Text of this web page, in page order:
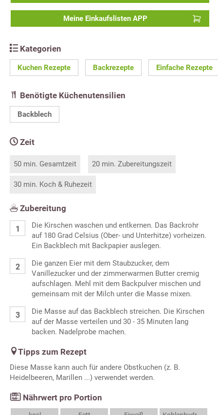
Meine Einkaufslisten APP
Kategorien
Kuchen Rezepte Backrezepte Einfache Rezepte
Benötigte Küchenutensilien
Backblech
Zeit
50 min. Gesamtzeit 20 min. Zubereitungszeit
30 min. Koch & Ruhezeit
Zubereitung
Die Kirschen waschen und entkernen. Das Backrohr
auf 180 Grad Celsius (Ober- und Unterhitze) vorheizen.
Ein Backblech mit Backpapier auslegen.
Die ganzen Eier mit dem Staubzucker, dem
Vanillezucker und der zimmerwarmen Butter cremig
aufschlagen. Mehl mit dem Backpulver mischen und
gemeinsam mit der Milch unter die Masse mixen.
Die Masse auf das Backblech streichen. Die Kirschen
auf der Masse verteilen und 30 - 35 Minuten lang
backen. Nadelprobe machen.
Tipps zum Rezept
Diese Masse kann auch für andere Obstkuchen (z. B.
Heidelbeeren, Marillen ...) verwendet werden.
Nährwert pro Portion